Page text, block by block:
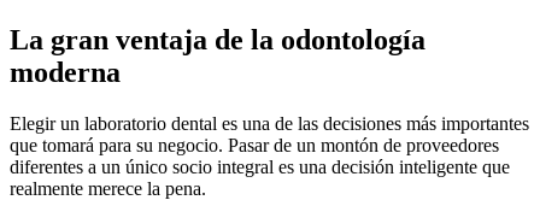
La gran ventaja de la odontología
moderna
Elegir un laboratorio dental es una de las decisiones más importantes
que tomará para su negocio. Pasar de un montón de proveedores
diferentes a un único socio integral es una decisión inteligente que
realmente merece la pena.